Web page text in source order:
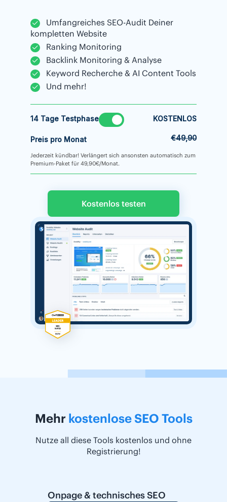
Umfangreiches SEO-Audit Deiner
kompletten Website
Ranking Monitoring
Backlink Monitoring & Analyse
Keyword Recherche & AI Content Tools
Und mehr!
14 Tage Testphase KOSTENLOS
Preis pro Monat €49,90
Jederzeit kündbar! Verlängert sich ansonsten automatisch zum
Premium-Paket für 49,90€/Monat.
Kostenlos testen
Mehr kostenlose SEO Tools
Nutze all diese Tools kostenlos und ohne
Registrierung!
Onpage & technisches SEO